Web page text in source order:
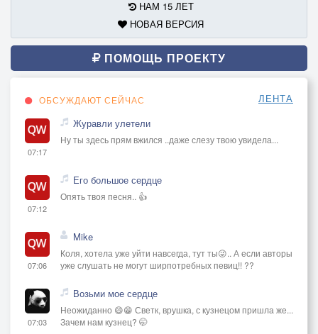
Он вскочил на коня,
Жеребец на дыбы,
-"Не возьмете меня!",
-
Шпоры в ребра коню,
-"Вороной, выручай,
Вороной полетел,
Выстрел вновь прогремел,
По голодным волкам,
Горизонт розовел,
А людей не видать,
Волк один осмелел,
НАМ 15 ЛЕТ
НОВАЯ ВЕРСИЯ
ПОМОЩЬ ПРОЕКТУ
ОБСУЖДАЮТ СЕЙЧАС ЛЕНТА
07:17
Журавли улетели
Ну ты здесь прям вжился ..даже слезу твою увидела...
07:12
Его большое сердце
Опять твоя песня.. 👍
07:06
Mike
Коля, хотела уже уйти навсегда, тут ты😜.. А если авторы
уже слушать не могут ширпотребных певиц!! ??
07:03
Возьми мое сердце
Неожиданно 😄😁 Светк, врушка, с кузнецом пришла же...
Зачем нам кузнец? 🤭